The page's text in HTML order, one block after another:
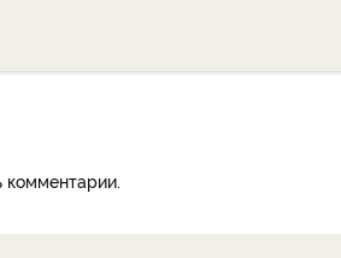
комментарии.